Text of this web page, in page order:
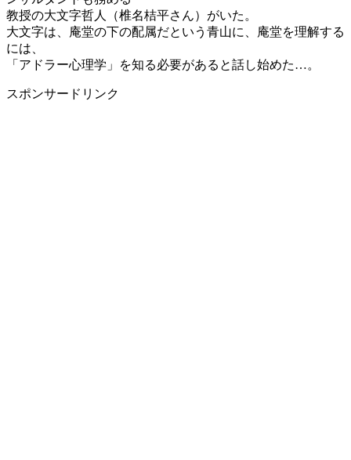
教授の大文字哲人（椎名桔平さん）がいた。
大文字は、庵堂の下の配属だという青山に、庵堂を理解する
には、
「アドラー心理学」を知る必要があると話し始めた…。
スポンサードリンク